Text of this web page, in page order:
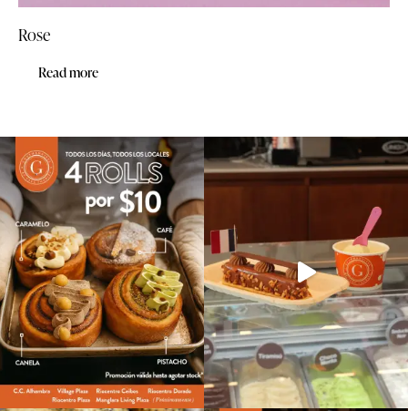
Rose
Read more